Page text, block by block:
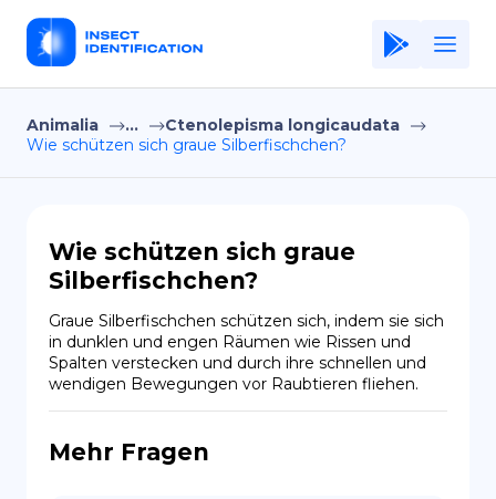
Home
Application
Terms of Use
Privacy Policy
DE
EN
Copiright © Niro ID
Animalia ...
Ctenolepisma longicaudata
Wie schützen sich graue Silberfischchen?
Wie schützen sich graue
Silberfischchen?
Graue Silberfischchen schützen sich, indem sie sich
in dunklen und engen Räumen wie Rissen und
Spalten verstecken und durch ihre schnellen und
wendigen Bewegungen vor Raubtieren fliehen.
Mehr Fragen